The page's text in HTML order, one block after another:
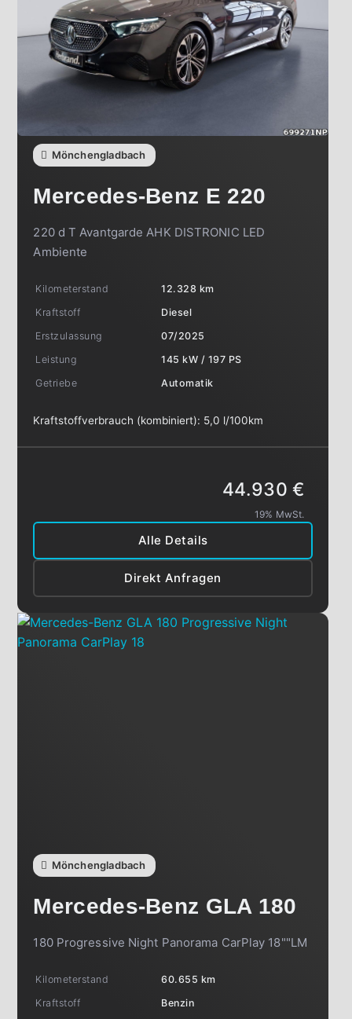
Mönchengladbach
Mercedes-Benz E 220
220 d T Avantgarde AHK DISTRONIC LED
Ambiente
Kilometerstand
12.328 km
Kraftstoff
Diesel
Erstzulassung
07/2025
Leistung
145 kW / 197 PS
Getriebe
Automatik
Kraftstoffverbrauch (kombiniert): 5,0 l/100km
Alle Details
Direkt Anfragen
44.930 €
19% MwSt.
Mönchengladbach
Mercedes-Benz GLA 180
180 Progressive Night Panorama CarPlay 18""LM
Kilometerstand
60.655 km
Kraftstoff
Benzin